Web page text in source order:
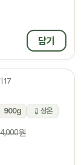
담기
17
900g 상온
원